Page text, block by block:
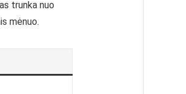
trunka nuo
mėnuo.